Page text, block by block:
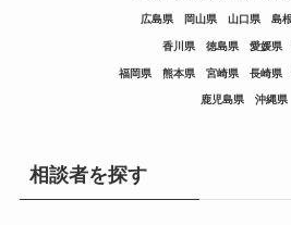
広島県 岡山県 山口県 島
香川県 徳島県 愛媛県
福岡県 熊本県 宮崎県 長崎県
鹿児島県 沖縄県
相談者を探す